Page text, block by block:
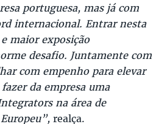
portuguesa, mas já com
internacional. Entrar nesta
maior exposição
desafio. Juntamente com
com empenho para elevar
da empresa uma
na área de
realça.